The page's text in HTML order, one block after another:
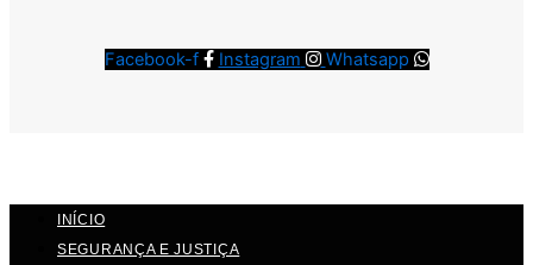
Facebook-f Instagram Whatsapp
INÍCIO
SEGURANÇA E JUSTIÇA